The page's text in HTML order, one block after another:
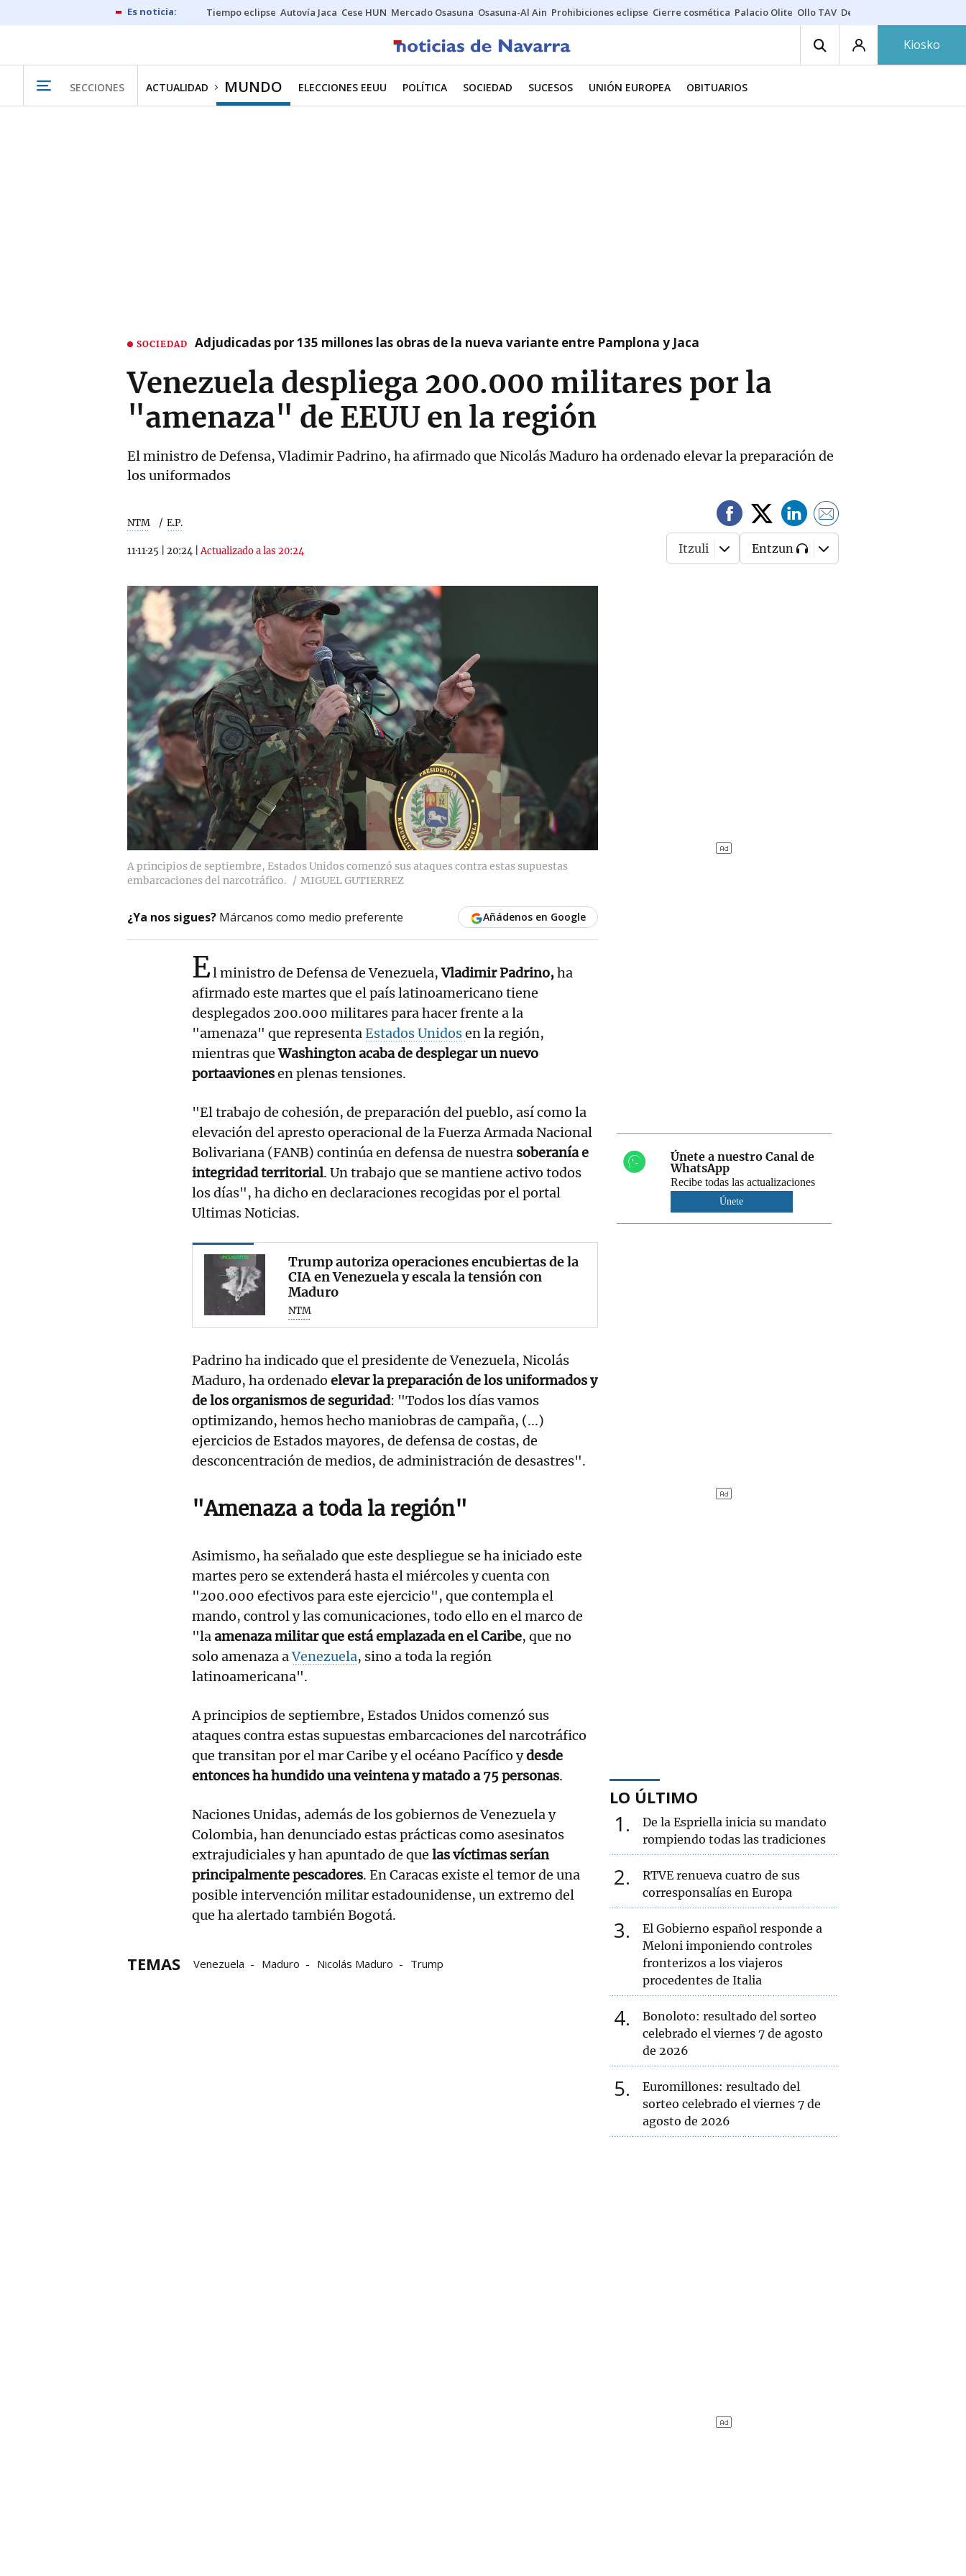
Tiempo eclipse Autovía Jaca Cese HUN Mercado Osasuna Osasuna-Al Ain Prohibiciones eclipse Cierre cosmética Palacio Olite Ollo TAV Derrama vecinos
Kiosko
SECCIONES ACTUALIDAD MUNDO ELECCIONES EEUU POLÍTICA SOCIEDAD SUCESOS UNIÓN EUROPEA OBITUARIOS
SOCIEDAD Adjudicadas por 135 millones las obras de la nueva variante entre Pamplona y Jaca
Venezuela despliega 200.000 militares por la
"amenaza" de EEUU en la región
El ministro de Defensa, Vladimir Padrino, ha afirmado que Nicolás Maduro ha ordenado elevar la preparación de
los uniformados
NTM E.P.
11·11·25 20:24 |Actualizado a las 20:24 Itzuli Entzun
A principios de septiembre, Estados Unidos comenzó sus ataques contra estas supuestas
embarcaciones del narcotráfico.
MIGUEL GUTIERREZ
¿Ya nos sigues? Márcanos como medio preferente Añádenos en Google
El ministro de Defensa de Venezuela,Vladimir Padrino,ha
afirmado este martes que el país latinoamericano tiene
desplegados 200.000 militares para hacer frente a la
"amenaza" que representaEstados Unidosen la región,
mientras queWashington acaba de desplegar un nuevo
portaavionesen plenas tensiones.
"El trabajo de cohesión, de preparación del pueblo, así como la
elevación del apresto operacional de la Fuerza Armada Nacional
Bolivariana (FANB) continúa en defensa de nuestra soberanía e
integridad territorial. Un trabajo que se mantiene activo todos
los días", ha dicho en declaraciones recogidas por el portal
Ultimas Noticias.
Trump autoriza operaciones encubiertas de la
CIA en Venezuela y escala la tensión con
Maduro
NTM
Padrino ha indicado que el presidente de Venezuela, Nicolás
Maduro, ha ordenado elevar la preparación de los uniformados y
de los organismos de seguridad: "Todos los días vamos
optimizando, hemos hecho maniobras de campaña, (...)
ejercicios de Estados mayores, de defensa de costas, de
desconcentración de medios, de administración de desastres".
"Amenaza a toda la región"
Asimismo, ha señalado que este despliegue se ha iniciado este
martes pero se extenderá hasta el miércoles y cuenta con
"200.000 efectivos para este ejercicio", que contempla el
mando, control y las comunicaciones, todo ello en el marco de
"laamenaza militar que está emplazada en el Caribe, que no
solo amenaza aVenezuela, sino a toda la región
latinoamericana".
A principios de septiembre, Estados Unidos comenzó sus
ataques contra estas supuestas embarcaciones del narcotráfico
que transitan por el mar Caribe y el océano Pacífico ydesde
entonces ha hundido una veintena y matado a 75 personas.
Naciones Unidas, además de los gobiernos de Venezuela y
Colombia, han denunciado estas prácticas como asesinatos
extrajudiciales y han apuntado de que las víctimas serían
principalmente pescadores. En Caracas existe el temor de una
posible intervención militar estadounidense, un extremo del
que ha alertado también Bogotá.
TEMAS Venezuela Maduro Nicolás Maduro Trump
Únete a nuestro Canal de
WhatsApp
Recibe todas las actualizaciones
Únete
LO ÚLTIMO
1
De la Espriella inicia su mandato
rompiendo todas las tradiciones
2
RTVE renueva cuatro de sus
corresponsalías en Europa
3
El Gobierno español responde a
Meloni imponiendo controles
fronterizos a los viajeros
procedentes de Italia
4
Bonoloto: resultado del sorteo
celebrado el viernes 7 de agosto
de 2026
5
Euromillones: resultado del
sorteo celebrado el viernes 7 de
agosto de 2026